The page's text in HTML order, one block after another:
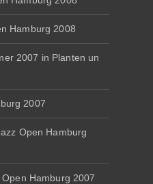
Hamburg 2008
2007 in Planten un
2007
Open Hamburg
Hamburg 2007